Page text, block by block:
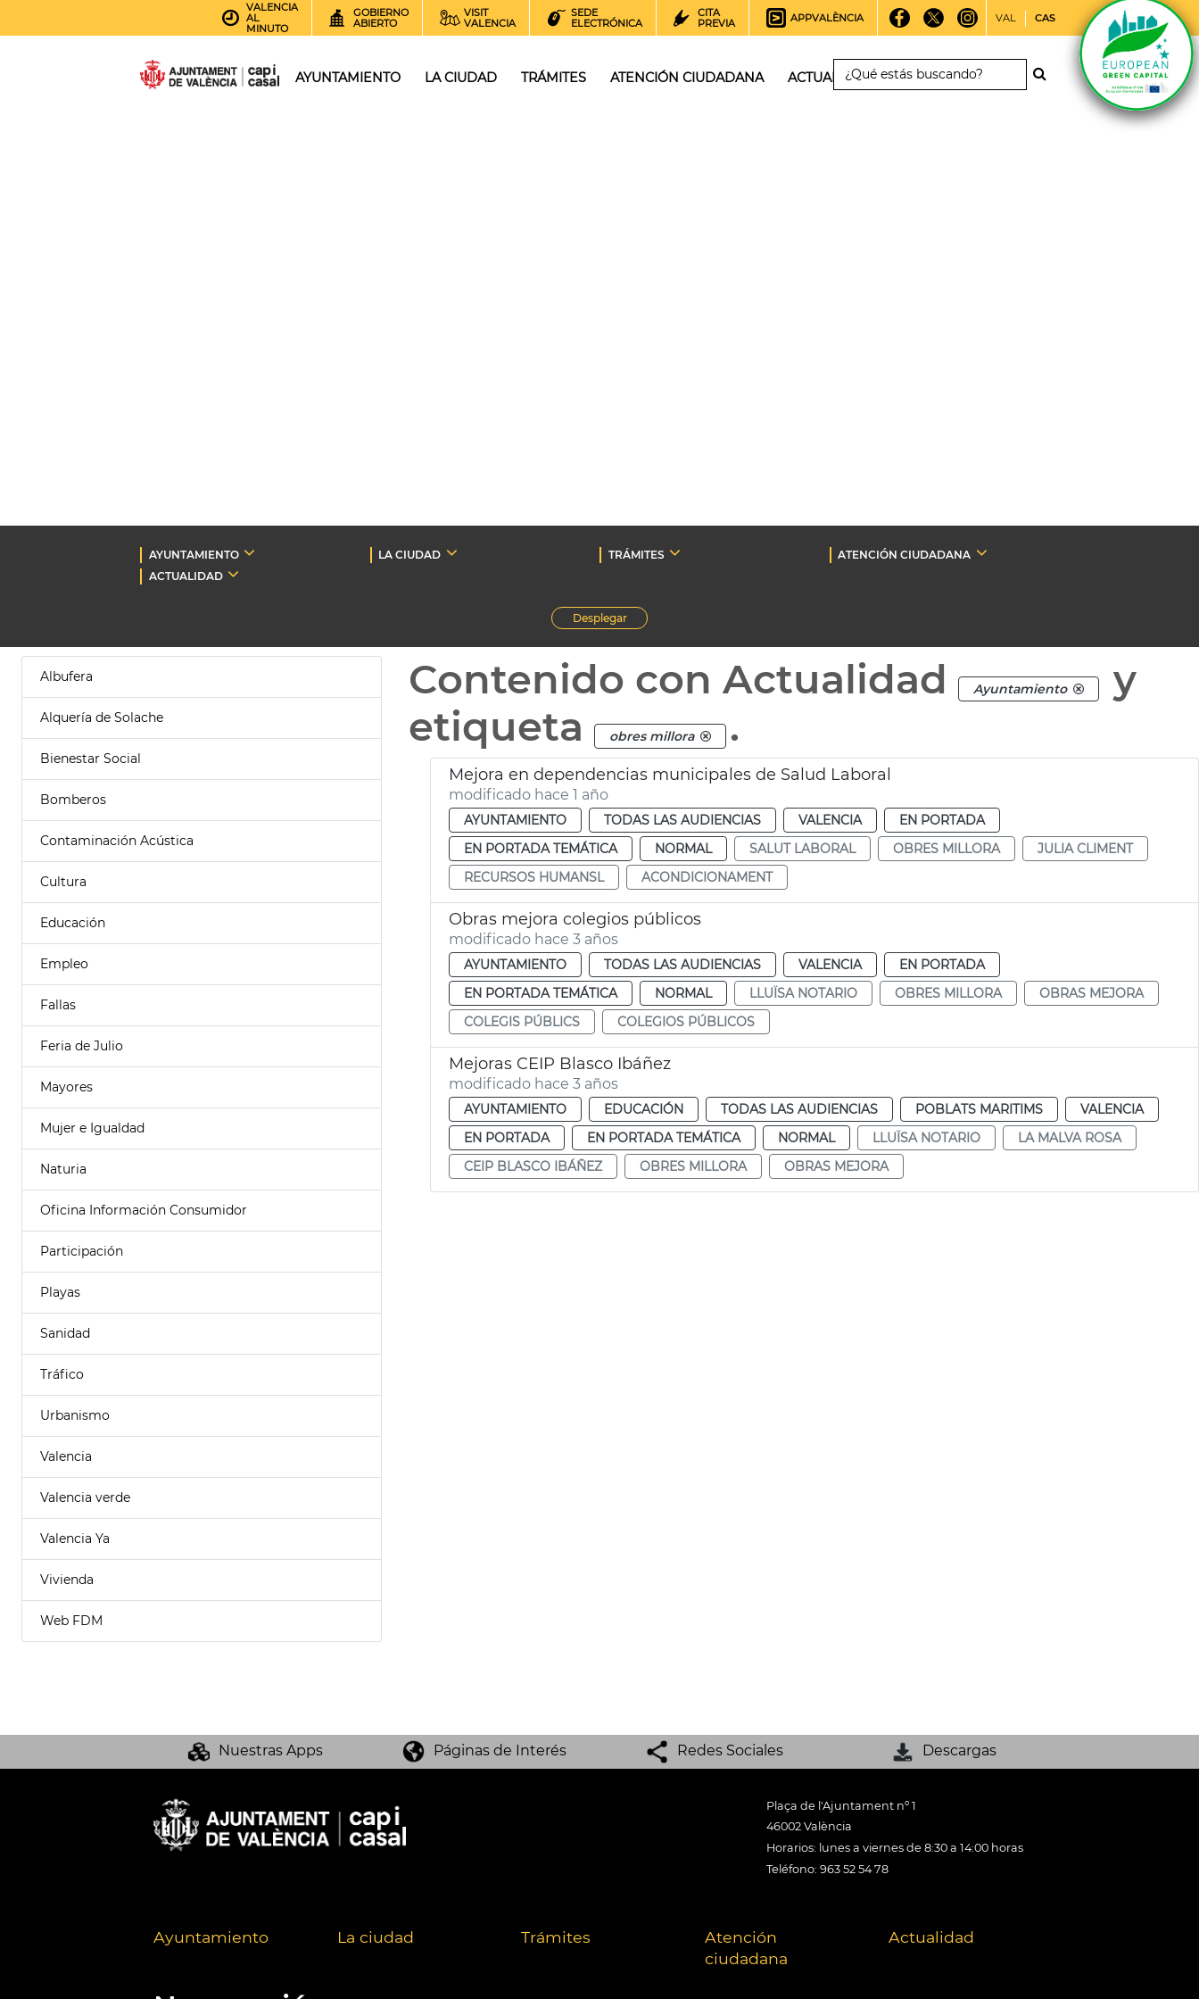
VALENCIA
AL
MINUTO
GOBIERNO
ABIERTO
VISIT
VALENCIA
SEDE
ELECTRÓNICA
CITA
PREVIA
APPVALÈNCIA VAL CAS
AYUNTAMIENTO LA CIUDAD TRÁMITES ATENCIÓN CIUDADANA ACTUALIDAD
AYUNTAMIENTO LA CIUDAD TRÁMITES
ATENCIÓN CIUDADANA
ACTUALIDAD
Desplegar
Albufera
Alquería de Solache
Bienestar Social
Bomberos
Contaminación Acústica
Cultura
Educación
Empleo
Fallas
Feria de Julio
Mayores
Mujer e Igualdad
Naturia
Oficina Información Consumidor
Participación
Playas
Sanidad
Tráfico
Urbanismo
Valencia
Valencia verde
Valencia Ya
Vivienda
Web FDM
Contenido con Actualidad Ayuntamiento
y
etiqueta
obres millora .
Mejora en dependencias municipales de Salud Laboral
modificado hace 1 año
AYUNTAMIENTO TODAS LAS AUDIENCIAS VALENCIA
EN PORTADA
EN PORTADA TEMÁTICA
NORMAL SALUT LABORAL OBRES MILLORA
JULIA CLIMENT
RECURSOS HUMANSL
ACONDICIONAMENT
Obras mejora colegios públicos
modificado hace 3 años
AYUNTAMIENTO TODAS LAS AUDIENCIAS VALENCIA
EN PORTADA
EN PORTADA TEMÁTICA
NORMAL LLUÏSA NOTARIO OBRES MILLORA
OBRAS MEJORA
COLEGIS PÚBLICS
COLEGIOS PÚBLICOS
Mejoras CEIP Blasco Ibáñez
modificado hace 3 años
AYUNTAMIENTO EDUCACIÓN TODAS LAS AUDIENCIAS POBLATS MARITIMS
VALENCIA
EN PORTADA
EN PORTADA TEMÁTICA NORMAL LLUÏSA NOTARIO
LA MALVA ROSA
CEIP BLASCO IBÁÑEZ
OBRES MILLORA OBRAS MEJORA
Nuestras Apps Páginas de Interés Redes Sociales Descargas
Plaça de l'Ajuntament nº 1
46002 València
Horarios: lunes a viernes de 8:30 a 14:00 horas
Teléfono: 963 52 54 78
Ayuntamiento La ciudad Trámites
Atención
ciudadana
Actualidad